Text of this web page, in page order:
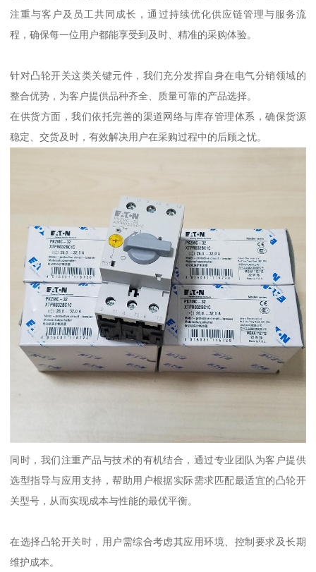
注重与客户及员工共同成长，通过持续优化供应链管理与服务流
程，确保每一位用户都能享受到及时、精准的采购体验。
针对凸轮开关这类关键元件，我们充分发挥自身在电气分销领域的
整合优势，为客户提供品种齐全、质量可靠的产品选择。
在供货方面，我们依托完善的渠道网络与库存管理体系，确保货源
稳定、交货及时，有效解决用户在采购过程中的后顾之忧。
同时，我们注重产品与技术的有机结合，通过专业团队为客户提供
选型指导与应用支持，帮助用户根据实际需求匹配最适宜的凸轮开
关型号，从而实现成本与性能的最优平衡。
在选择凸轮开关时，用户需综合考虑其应用环境、控制要求及长期
维护成本。